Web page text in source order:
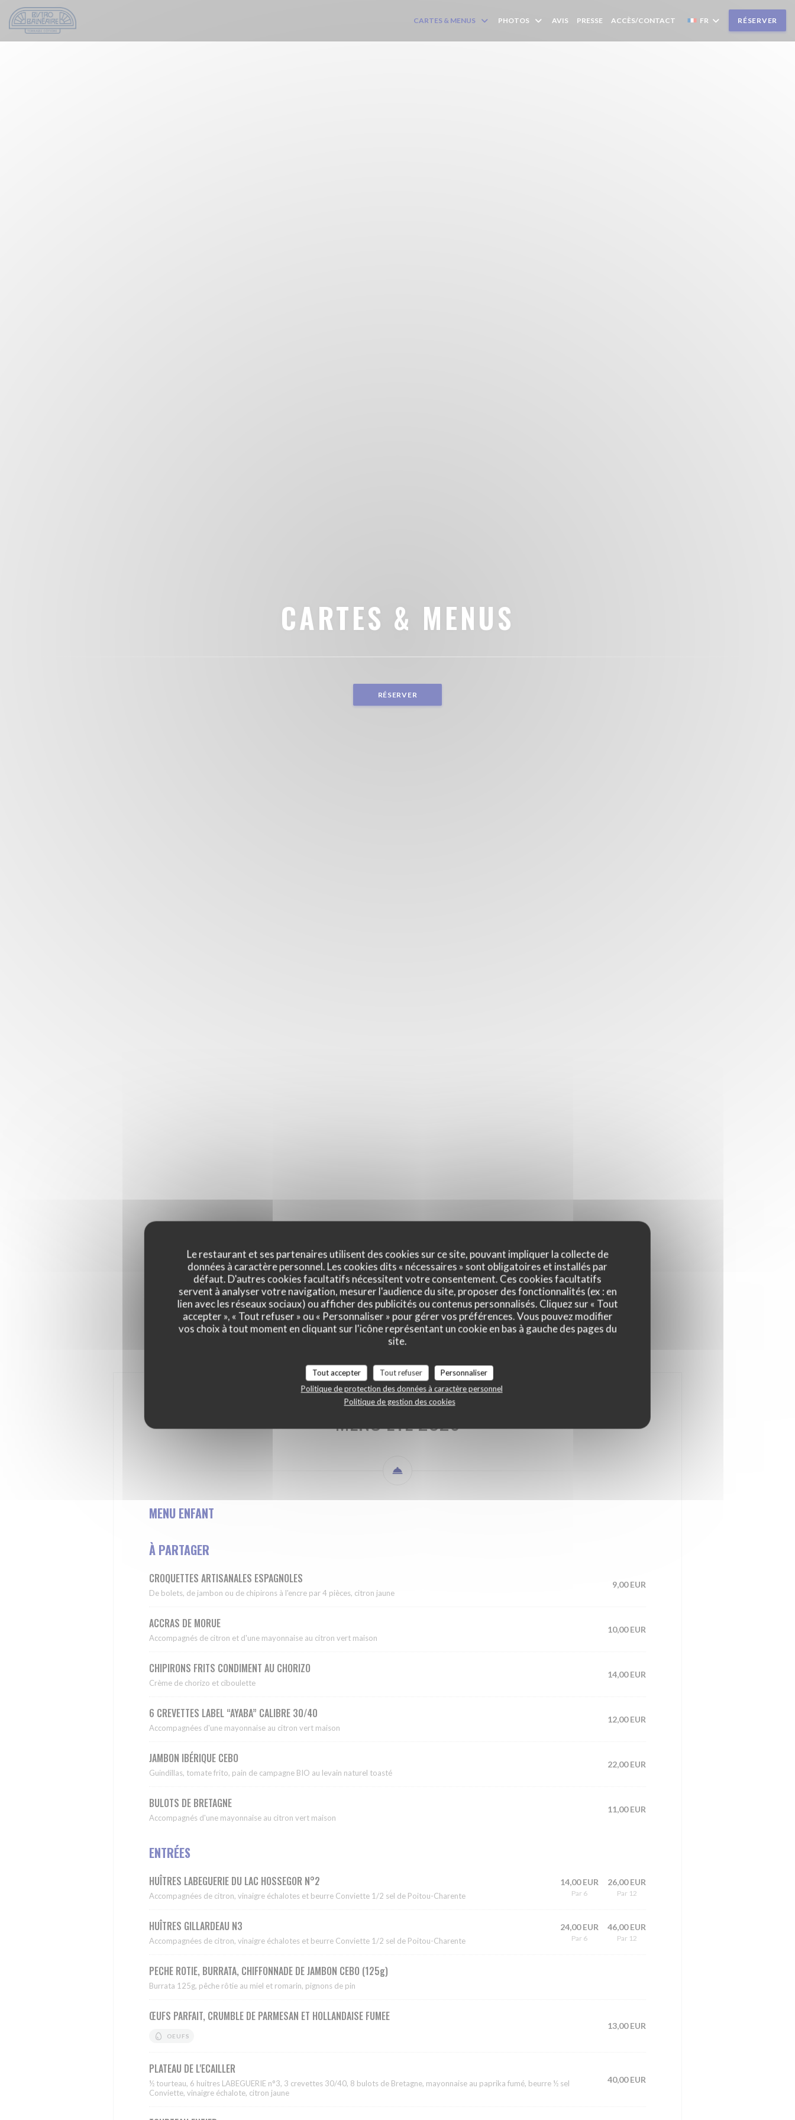
Personnalisation de vos choix en matière de cookies
Le restaurant et ses partenaires utilisent des cookies sur ce site, pouvant impliquer la collecte de
données à caractère personnel. Les cookies dits « nécessaires » sont obligatoires et installés par
défaut. D'autres cookies facultatifs nécessitent votre consentement. Ces cookies facultatifs
servent à analyser votre navigation, mesurer l'audience du site, proposer des fonctionnalités (ex : en
lien avec les réseaux sociaux) ou afficher des publicités ou contenus personnalisés. Cliquez sur « Tout
accepter », « Tout refuser » ou « Personnaliser » pour gérer vos préférences. Vous pouvez modifier
vos choix à tout moment en cliquant sur l'icône représentant un cookie en bas à gauche des pages du
site.
Tout accepter Tout refuser
Personnaliser
Politique de protection des données à caractère personnel
Politique de gestion des cookies
CARTES & MENUS PHOTOS AVIS PRESSE ACCÈS/CONTACT FR RÉSERVER
CARTES & MENUS
RÉSERVER
MENU ETE 2026 BOISSONS
MENU ETE 2026
MENU ENFANT
À PARTAGER
CROQUETTES ARTISANALES ESPAGNOLES
De bolets, de jambon ou de chipirons à l'encre par 4 pièces, citron jaune
9,00 EUR
ACCRAS DE MORUE
Accompagnés de citron et d'une mayonnaise au citron vert maison
10,00 EUR
CHIPIRONS FRITS CONDIMENT AU CHORIZO
Crème de chorizo et ciboulette
14,00 EUR
6 CREVETTES LABEL “AYABA” CALIBRE 30/40
Accompagnées d'une mayonnaise au citron vert maison
12,00 EUR
JAMBON IBÉRIQUE CEBO
Guindillas, tomate frito, pain de campagne BIO au levain naturel toasté
22,00 EUR
BULOTS DE BRETAGNE
Accompagnés d'une mayonnaise au citron vert maison
11,00 EUR
ENTRÉES
HUÎTRES LABEGUERIE DU LAC HOSSEGOR N°2
Accompagnées de citron, vinaigre échalotes et beurre Conviette 1/2 sel de Poitou-Charente
14,00 EUR
Par 6
26,00 EUR
Par 12
HUÎTRES GILLARDEAU N3
Accompagnées de citron, vinaigre échalotes et beurre Conviette 1/2 sel de Poitou-Charente
24,00 EUR
Par 6
46,00 EUR
Par 12
PECHE ROTIE, BURRATA, CHIFFONNADE DE JAMBON CEBO (125g)
Burrata 125g, pêche rôtie au miel et romarin, pignons de pin
ŒUFS PARFAIT, CRUMBLE DE PARMESAN ET HOLLANDAISE FUMEE
OEUFS
13,00 EUR
PLATEAU DE L'ECAILLER
½ tourteau, 6 huitres LABEGUERIE n°3, 3 crevettes 30/40, 8 bulots de Bretagne, mayonnaise au paprika fumé, beurre ½ sel
Conviette, vinaigre échalote, citron jaune
40,00 EUR